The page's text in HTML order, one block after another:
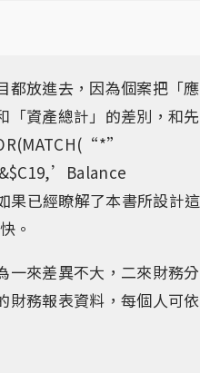
都放進去，因為個案把「
「資產總計」的差別，和
已經瞭解了本書所設計
。
一來差異不大，二來財務
財務報表資料，每個人可